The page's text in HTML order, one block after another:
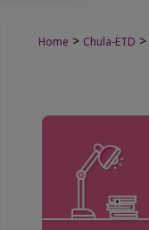
Home > Chula-ETD >